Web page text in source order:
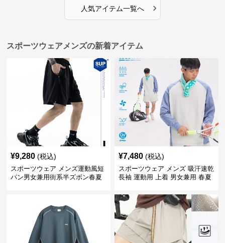
人気アイテム一覧へ ›
スポーツウェアメンズの新着アイテム
¥9,280 (税込)
スポーツウェア メンズ運動風短
パン男女兼用街系半ズボン春夏
¥7,480 (税込)
スポーツウェア メンズ 吸汗速乾
長袖 運動用 上着 男女兼用 春夏